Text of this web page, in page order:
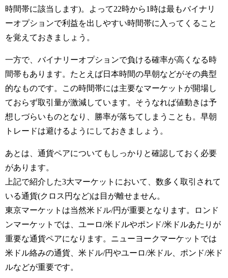
時間帯に該当します)。よって22時から1時は最もバイナリ
ーオプションで利益を出しやすい時間帯に入ってくること
を覚えておきましょう。
一方で、バイナリーオプションで負ける確率が高くなる時
間帯もあります。たとえば日本時間の早朝などがその典型
的なものです。この時間帯には主要なマーケットが開場し
ておらず取引量が激減しています。そうなれば値動きは予
想しづらいものとなり、勝率が落ちてしまうことも。早朝
トレードは避けるようにしておきましょう。
あとは、通貨ペアについてもしっかりと確認しておく必要
があります。
上記で紹介した3大マーケットにおいて、数多く取引されて
いる通貨(クロス円など)は目が離せません。
東京マーケットは当然米ドル/円が重要となります。ロンド
ンマーケットでは、ユーロ/米ドルやポンド/米ドルあたりが
重要な通貨ペアになります。ニューヨークマーケットでは
米ドル絡みの通貨、米ドル/円やユーロ/米ドル、ポンド/米ド
ルなどが重要です。